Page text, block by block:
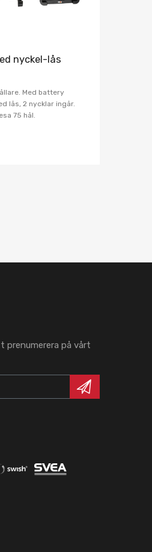
nyckel-lås
Med battery
lås, 2 nycklar ingår.
75 hål.
prenumerera på vårt